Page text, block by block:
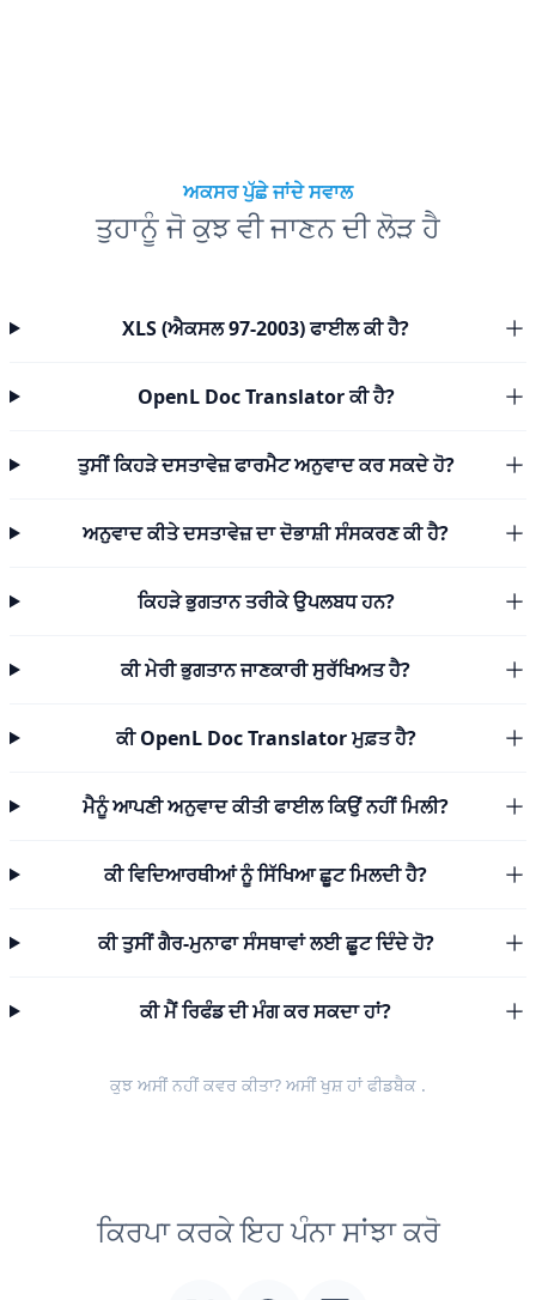
ਅਕਸਰ ਪੁੱਛੇ ਜਾਂਦੇ ਸਵਾਲ
ਤੁਹਾਨੂੰ ਜੋ ਕੁਝ ਵੀ ਜਾਣਨ ਦੀ ਲੋੜ ਹੈ
XLS (ਐਕਸਲ 97-2003) ਫਾਈਲ ਕੀ ਹੈ?
OpenL Doc Translator ਕੀ ਹੈ?
ਤੁਸੀਂ ਕਿਹੜੇ ਦਸਤਾਵੇਜ਼ ਫਾਰਮੈਟ ਅਨੁਵਾਦ ਕਰ ਸਕਦੇ ਹੋ?
ਅਨੁਵਾਦ ਕੀਤੇ ਦਸਤਾਵੇਜ਼ ਦਾ ਦੋਭਾਸ਼ੀ ਸੰਸਕਰਣ ਕੀ ਹੈ?
ਕਿਹੜੇ ਭੁਗਤਾਨ ਤਰੀਕੇ ਉਪਲਬਧ ਹਨ?
ਕੀ ਮੇਰੀ ਭੁਗਤਾਨ ਜਾਣਕਾਰੀ ਸੁਰੱਖਿਅਤ ਹੈ?
ਕੀ OpenL Doc Translator ਮੁਫ਼ਤ ਹੈ?
ਮੈਨੂੰ ਆਪਣੀ ਅਨੁਵਾਦ ਕੀਤੀ ਫਾਈਲ ਕਿਉਂ ਨਹੀਂ ਮਿਲੀ?
ਕੀ ਵਿਦਿਆਰਥੀਆਂ ਨੂੰ ਸਿੱਖਿਆ ਛੂਟ ਮਿਲਦੀ ਹੈ?
ਕੀ ਤੁਸੀਂ ਗੈਰ-ਮੁਨਾਫਾ ਸੰਸਥਾਵਾਂ ਲਈ ਛੂਟ ਦਿੰਦੇ ਹੋ?
ਕੀ ਮੈਂ ਰਿਫੰਡ ਦੀ ਮੰਗ ਕਰ ਸਕਦਾ ਹਾਂ?
ਕੁਝ ਅਸੀਂ ਨਹੀਂ ਕਵਰ ਕੀਤਾ? ਅਸੀਂ ਖੁਸ਼ ਹਾਂਫੀਡਬੈਕ .
ਕਿਰਪਾ ਕਰਕੇ ਇਹ ਪੰਨਾ ਸਾਂਝਾ ਕਰੋ